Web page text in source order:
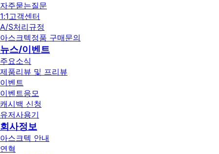
자주묻는질문
1:1고객센터
A/S처리규정
아스크텍정품 구매문의
뉴스/이벤트
주요소식
제품리뷰 및 프리뷰
이벤트
이벤트응모
캐시백 신청
유저사용기
회사정보
아스크텍 안내
연혁